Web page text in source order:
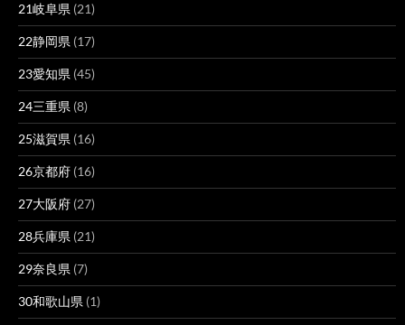
21岐阜県 (21)
22静岡県 (17)
23愛知県 (45)
24三重県 (8)
25滋賀県 (16)
26京都府 (16)
27大阪府 (27)
28兵庫県 (21)
29奈良県 (7)
30和歌山県 (1)